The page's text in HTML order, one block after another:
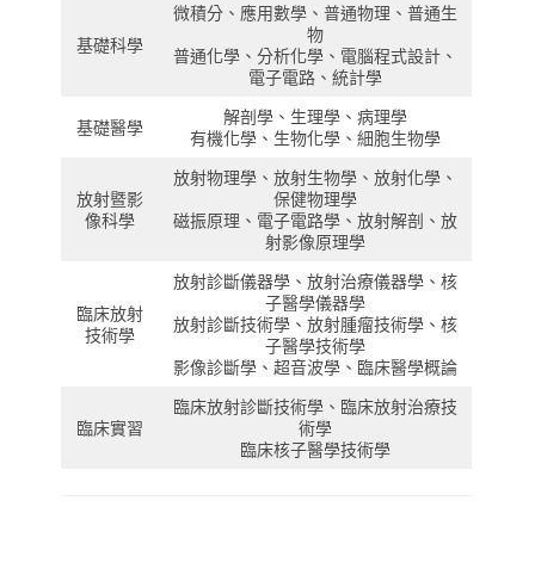
基礎科學
微積分、應用數學、普通物理、普通生
物
普通化學、分析化學、電腦程式設計、
電子電路、統計學
基礎醫學
解剖學、生理學、病理學
有機化學、生物化學、細胞生物學
放射暨影
像科學
放射物理學、放射生物學、放射化學、
保健物理學
磁振原理、電子電路學、放射解剖、放
射影像原理學
臨床放射
技術學
放射診斷儀器學、放射治療儀器學、核
子醫學儀器學
放射診斷技術學、放射腫瘤技術學、核
子醫學技術學
影像診斷學、超音波學、臨床醫學概論
臨床實習
臨床放射診斷技術學、臨床放射治療技
術學
臨床核子醫學技術學